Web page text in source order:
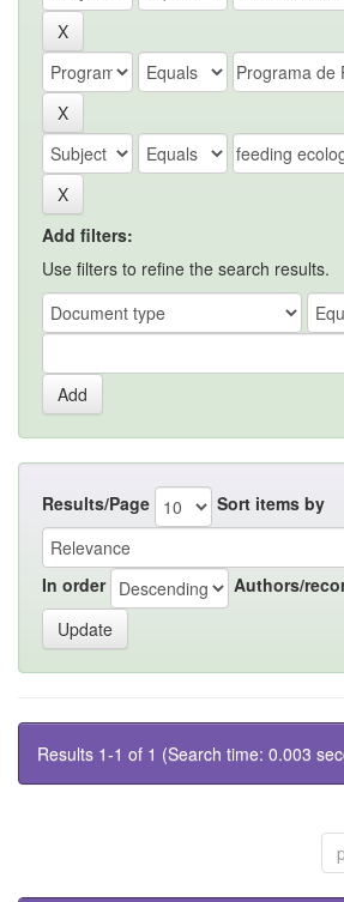
Add filters:
Use filters to refine the search results.
Results/Page Sort items by
In order Authors/
Results 1-1 of 1 (Search time: 0.003